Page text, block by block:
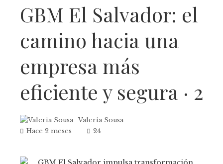
GBM El Salvador: el
camino hacia una
empresa más
eficiente y segura · 2
Valeria Sousa
Hace 2 meses
24